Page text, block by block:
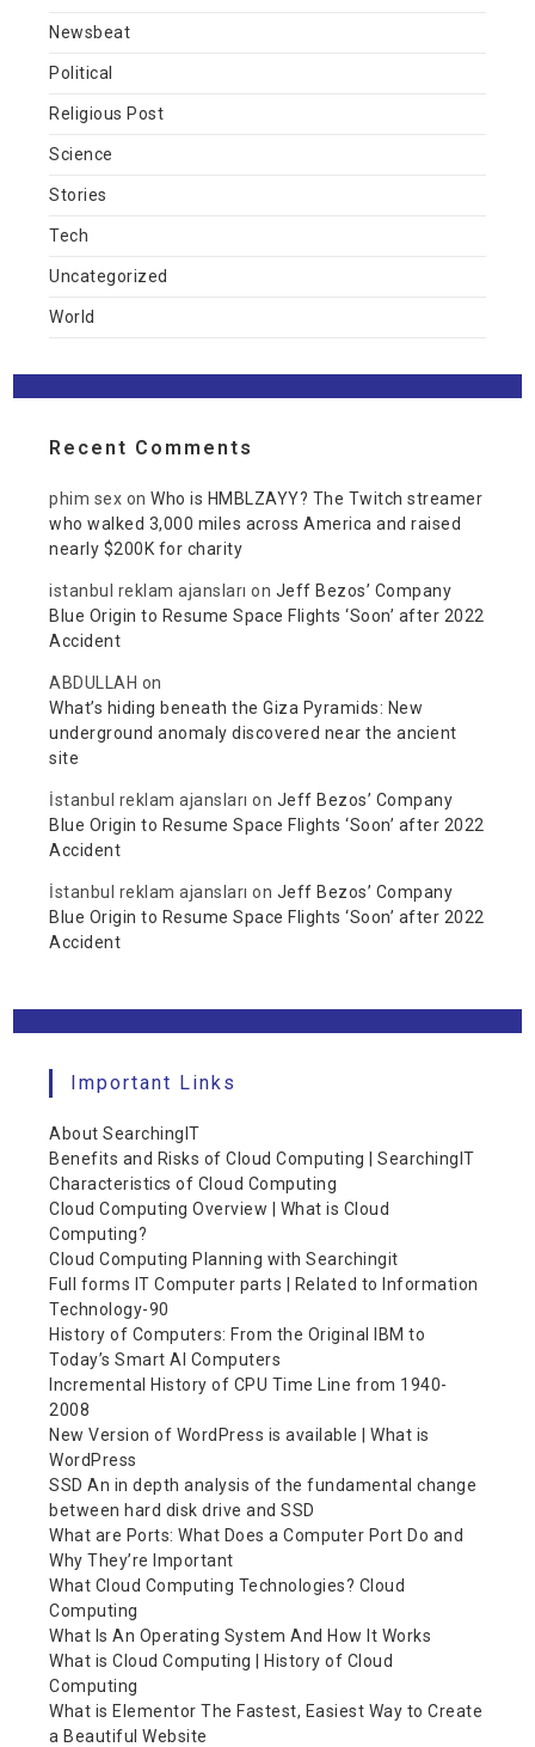
Newsbeat
Political
Religious Post
Science
Stories
Tech
Uncategorized
World
Recent Comments
phim sex onWho is HMBLZAYY? The Twitch streamer
who walked 3,000 miles across America and raised
nearly $200K for charity
istanbul reklam ajansları on Jeff Bezos’ Company
Blue Origin to Resume Space Flights ‘Soon’ after 2022
Accident
ABDULLAH on
What’s hiding beneath the Giza Pyramids: New
underground anomaly discovered near the ancient
site
İstanbul reklam ajansları on Jeff Bezos’ Company
Blue Origin to Resume Space Flights ‘Soon’ after 2022
Accident
İstanbul reklam ajansları on Jeff Bezos’ Company
Blue Origin to Resume Space Flights ‘Soon’ after 2022
Accident
Important Links
About SearchingIT
Benefits and Risks of Cloud Computing | SearchingIT
Characteristics of Cloud Computing
Cloud Computing Overview | What is Cloud
Computing?
Cloud Computing Planning with Searchingit
Full forms IT Computer parts | Related to Information
Technology-90
History of Computers: From the Original IBM to
Today’s Smart AI Computers
Incremental History of CPU Time Line from 1940-
2008
New Version of WordPress is available | What is
WordPress
SSD An in depth analysis of the fundamental change
between hard disk drive and SSD
What are Ports: What Does a Computer Port Do and
Why They’re Important
What Cloud Computing Technologies? Cloud
Computing
What Is An Operating System And How It Works
What is Cloud Computing | History of Cloud
Computing
What is Elementor The Fastest, Easiest Way to Create
a Beautiful Website